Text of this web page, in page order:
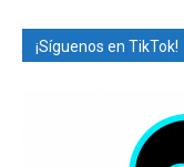
¡Síguenos en TikTok!